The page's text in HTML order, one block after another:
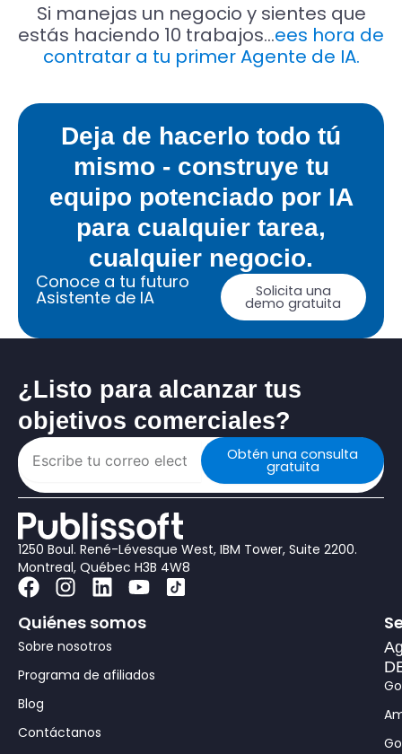
Si manejas un negocio y sientes que
estás haciendo 10 trabajos...ees hora de
contratar a tu primer Agente de IA.
Deja de hacerlo todo tú
mismo - construye tu
equipo potenciado por IA
para cualquier tarea,
cualquier negocio.
Conoce a tu futuro
Asistente de IA Solicita una
demo gratuita
¿Listo para alcanzar tus
objetivos comerciales?
Obtén una consulta
gratuita
1250 Boul. René-Lévesque West, IBM Tower, Suite 2200.
Montreal, Québec H3B 4W8
F
a
c
e
b
o
o
k
I
s
t
a
a
L
n
k
e
Y
u
u
Quiénes somos
Sobre nosotros
Programa de afiliados
Blog
Contáctanos